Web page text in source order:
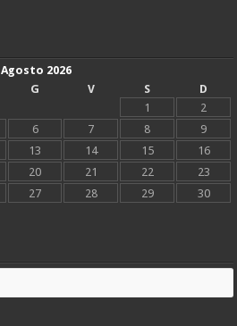
Agosto 2026
G V S
D
1
2
6 7 8
9
13 14 15
16
20 21 22
23
27 28 29
30